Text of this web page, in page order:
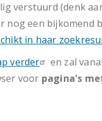
verstuurd (denk
nog een bijkomend
in haar
verder en zal
voor pagina's